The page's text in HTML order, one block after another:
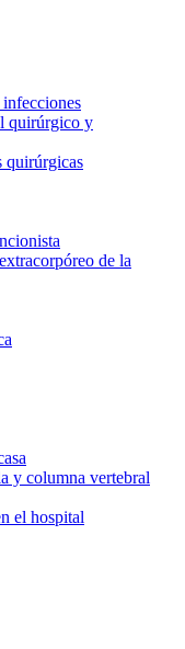
quirúrgico y
quirúrgicas
de la
y columna vertebral
el hospital